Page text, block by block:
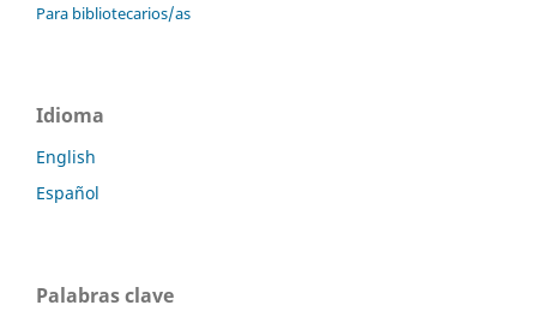
Para bibliotecarios/as
Idioma
English
Español
Palabras clave